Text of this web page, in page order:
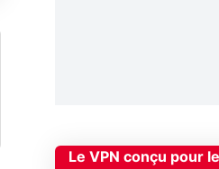
Le VPN conçu pour